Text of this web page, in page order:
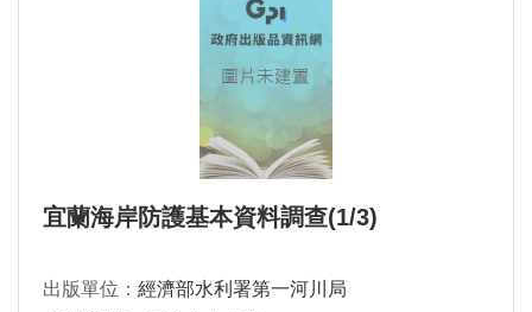
宜蘭海岸防護基本資料調查(1/3)
出版單位： 經濟部水利署第一河川局